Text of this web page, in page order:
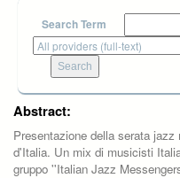
Search Term
Abstract:
Presentazione della serata
d'Italia. Un mix di musicisti
gruppo ''Italian Jazz